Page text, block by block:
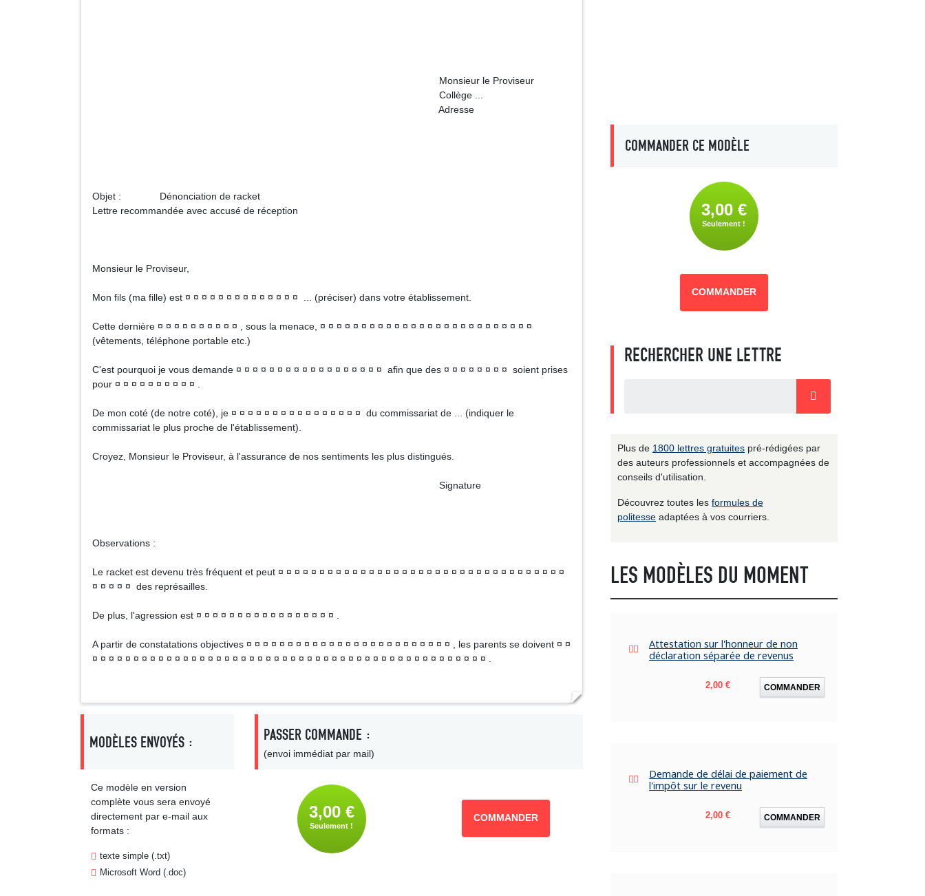
Monsieur le Proviseur
Collège ...
Adresse
Objet : Dénonciation de racket
Lettre recommandée avec accusé de réception
Monsieur le Proviseur,
Mon fils (ma fille) est ¤ ¤ ¤ ¤ ¤ ¤ ¤ ¤ ¤ ¤ ¤ ¤ ¤ ¤ ... (préciser) dans votre établissement.
Cette dernière ¤ ¤ ¤ ¤ ¤ ¤ ¤ ¤ ¤ ¤ , sous la menace, ¤ ¤ ¤ ¤ ¤ ¤ ¤ ¤ ¤ ¤ ¤ ¤ ¤ ¤ ¤ ¤ ¤ ¤ ¤ ¤ ¤ ¤ ¤ ¤ ¤ ¤
(vêtements, téléphone portable etc.)
C'est pourquoi je vous demande ¤ ¤ ¤ ¤ ¤ ¤ ¤ ¤ ¤ ¤ ¤ ¤ ¤ ¤ ¤ ¤ ¤ ¤ afin que des ¤ ¤ ¤ ¤ ¤ ¤ ¤ ¤ soient prises
pour ¤ ¤ ¤ ¤ ¤ ¤ ¤ ¤ ¤ ¤ .
De mon coté (de notre coté), je ¤ ¤ ¤ ¤ ¤ ¤ ¤ ¤ ¤ ¤ ¤ ¤ ¤ ¤ ¤ ¤ du commissariat de ... (indiquer le
commissariat le plus proche de l'établissement).
Croyez, Monsieur le Proviseur, à l'assurance de nos sentiments les plus distingués.
Signature
Observations :
Le racket est devenu très fréquent et peut ¤ ¤ ¤ ¤ ¤ ¤ ¤ ¤ ¤ ¤ ¤ ¤ ¤ ¤ ¤ ¤ ¤ ¤ ¤ ¤ ¤ ¤ ¤ ¤ ¤ ¤ ¤ ¤ ¤ ¤ ¤ ¤ ¤ ¤ ¤
¤ ¤ ¤ ¤ ¤ des représailles.
De plus, l'agression est ¤ ¤ ¤ ¤ ¤ ¤ ¤ ¤ ¤ ¤ ¤ ¤ ¤ ¤ ¤ ¤ ¤ .
A partir de constatations objectives ¤ ¤ ¤ ¤ ¤ ¤ ¤ ¤ ¤ ¤ ¤ ¤ ¤ ¤ ¤ ¤ ¤ ¤ ¤ ¤ ¤ ¤ ¤ ¤ ¤ , les parents se doivent ¤ ¤
¤ ¤ ¤ ¤ ¤ ¤ ¤ ¤ ¤ ¤ ¤ ¤ ¤ ¤ ¤ ¤ ¤ ¤ ¤ ¤ ¤ ¤ ¤ ¤ ¤ ¤ ¤ ¤ ¤ ¤ ¤ ¤ ¤ ¤ ¤ ¤ ¤ ¤ ¤ ¤ ¤ ¤ ¤ ¤ ¤ ¤ ¤ ¤ .
MODÈLES ENVOYÉS :
Ce modèle en version
complète vous sera envoyé
directement par e-mail aux
formats :
texte simple (.txt)
Microsoft Word (.doc)
PASSER COMMANDE :
(envoi immédiat par mail)
3,00 €
Seulement !
COMMANDER
COMMANDER CE MODÈLE
3,00 €
Seulement !
COMMANDER
RECHERCHER UNE LETTRE
Plus de 1800 lettres gratuites pré-rédigées par
des auteurs professionnels et accompagnées de
conseils d'utilisation.
Découvrez toutes les formules de
politesse adaptées à vos courriers.
LES MODÈLES DU MOMENT
Attestation sur l'honneur de non
déclaration séparée de revenus
Prix
2,00 € COMMANDER
Demande de délai de paiement de
l'impôt sur le revenu
Prix
2,00 € COMMANDER